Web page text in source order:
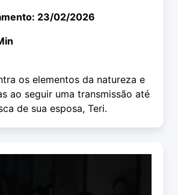
23/02/2026
os elementos da natureza e
ao seguir uma transmissão até
de sua esposa, Teri.